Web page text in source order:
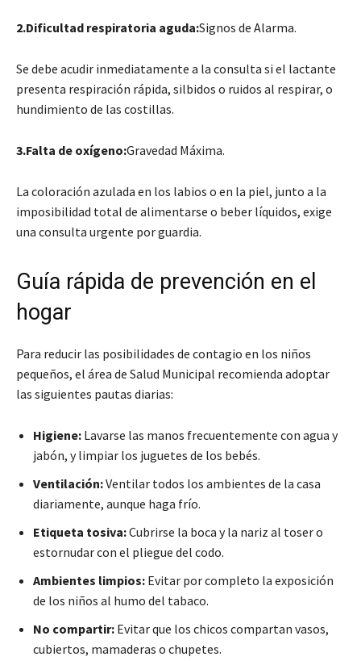
2.Dificultad respiratoria aguda:Signos de Alarma.
Se debe acudir inmediatamente a la consulta si el lactante
presenta respiración rápida, silbidos o ruidos al respirar, o
hundimiento de las costillas.
3.Falta de oxígeno:Gravedad Máxima.
La coloración azulada en los labios o en la piel, junto a la
imposibilidad total de alimentarse o beber líquidos, exige
una consulta urgente por guardia.
Guía rápida de prevención en el
hogar
Para reducir las posibilidades de contagio en los niños
pequeños, el área de Salud Municipal recomienda adoptar
las siguientes pautas diarias:
Higiene: Lavarse las manos frecuentemente con agua y
jabón, y limpiar los juguetes de los bebés.
Ventilación:Ventilar todos los ambientes de la casa
diariamente, aunque haga frío.
Etiqueta tosiva:Cubrirse la boca y la nariz al toser o
estornudar con el pliegue del codo.
Ambientes limpios: Evitar por completo la exposición
de los niños al humo del tabaco.
No compartir: Evitar que los chicos compartan vasos,
cubiertos, mamaderas o chupetes.